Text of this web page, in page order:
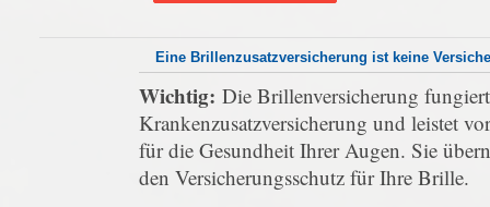
Eine Brillenzusatzversicherung ist keine
Wichtig: Die Brillenversicherung
Krankenzusatzversicherung und leistet
für die Gesundheit Ihrer Augen. Sie
den Versicherungsschutz für Ihre Brille.